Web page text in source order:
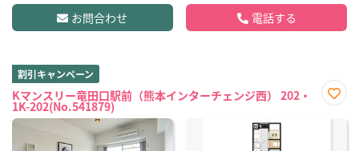
お問合わせ 電話する
割引キャンペーン
Kマンスリー竜田口駅前（熊本インターチェンジ西） 202・
1K-202(No.541879)
に入